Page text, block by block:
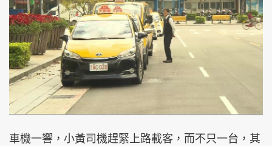
車機一響，小黃司機趕緊上路載客，而不只一台，其